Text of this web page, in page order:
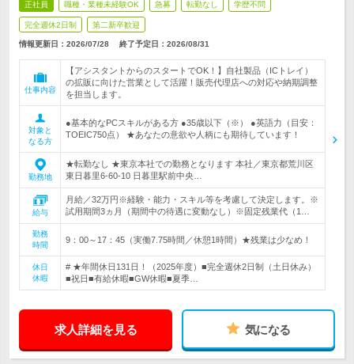
正社員 職種・業種未経験OK 急募 転勤なし 学歴不問
完全週休2日制 第二新卒歓迎
情報更新日：2026/07/28 終了予定日： 2026/08/31
仕事内容
【アシスタントからのスタートでOK！】自社製品（ICトレイ）
の拡販に向けた営業として活躍！販売代理店への対応や納期調整
を担当します。
対象と
なる方
●基本的なPCスキルがある方 ●35歳以下（※） ●英語力（目安：
TOEIC750点） ★あなたの意欲や人柄にも期待しています！
勤務地
★転勤なし ★東京本社での勤務となります 本社／東京都荒川区
東日暮里6-60-10 日暮里駅前中央…
給与
月給／32万円※経験・能力・スキル等を考慮して決定します。※
試用期間3ヵ月（期間中の待遇に変動なし）※固定残業代（1…
勤務
時間
9：00～17：45（実働7.75時間／休憩1時間）★残業は少なめ！
休日
休暇
# ★年間休日131日！（2025年度）■完全週休2日制（土日休み）
■祝日■有給休暇■GW休暇■夏季…
求人詳細を見る 気になる